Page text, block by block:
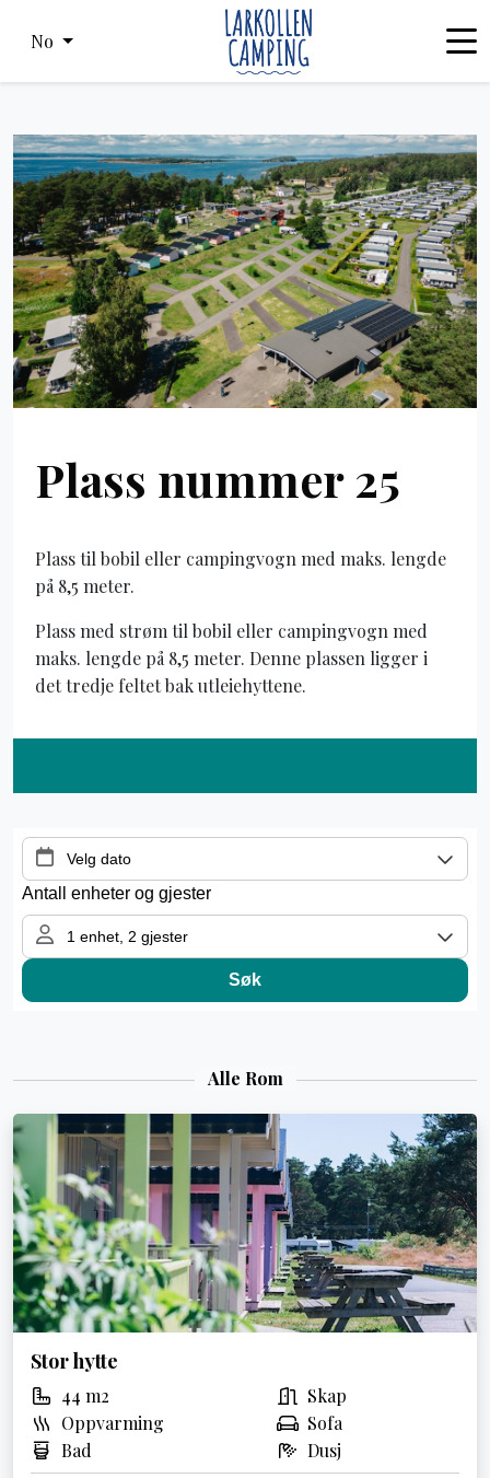
No
Plass nummer 25
Plass til bobil eller campingvogn med maks. lengde
på 8,5 meter.
Plass med strøm til bobil eller campingvogn med
maks. lengde på 8,5 meter. Denne plassen ligger i
det tredje feltet bak utleiehyttene.
Alle Rom
Stor hytte
44 m2
Skap
Oppvarming
Sofa
Bad
Dusj